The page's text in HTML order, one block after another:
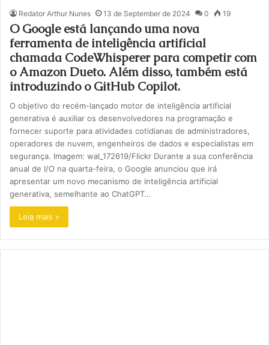
Redator Arthur Nunes 13 de September de 2024 0 19
O Google está lançando uma nova
ferramenta de inteligência artificial
chamada CodeWhisperer para competir com
o Amazon Dueto. Além disso, também está
introduzindo o GitHub Copilot.
O objetivo do recém-lançado motor de inteligência artificial
generativa é auxiliar os desenvolvedores na programação e
fornecer suporte para atividades cotidianas de administradores,
operadores de nuvem, engenheiros de dados e especialistas em
segurança. Imagem: wal_172619/Flickr Durante a sua conferência
anual de I/O na quarta-feira, o Google anunciou que irá
apresentar um novo mecanismo de inteligência artificial
generativa, semelhante ao ChatGPT…
Leia mais »